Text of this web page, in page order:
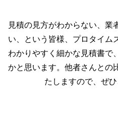
見積の見方がわからない、業
い、という皆様、プロタイム
わかりやすく細かな見積書で
かと思います。他者さんとの
たしますので、ぜひ